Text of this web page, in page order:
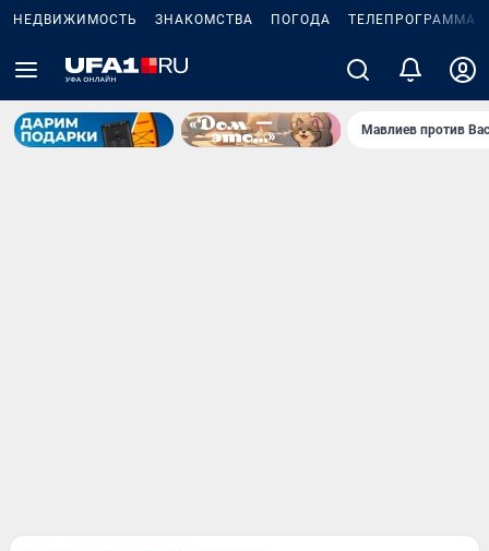
НЕДВИЖИМОСТЬ ЗНАКОМСТВА ПОГОДА ТЕЛЕПРОГРАММА
Мавлиев против